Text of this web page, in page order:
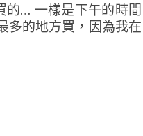
的… 一樣是下午的時間
多的地方買，因為我在